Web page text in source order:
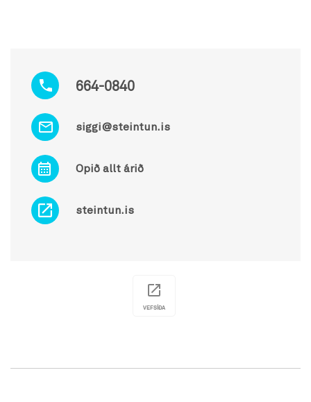
664-0840
siggi@steintun.is
Opið allt árið
steintun.is
VEFSÍÐA